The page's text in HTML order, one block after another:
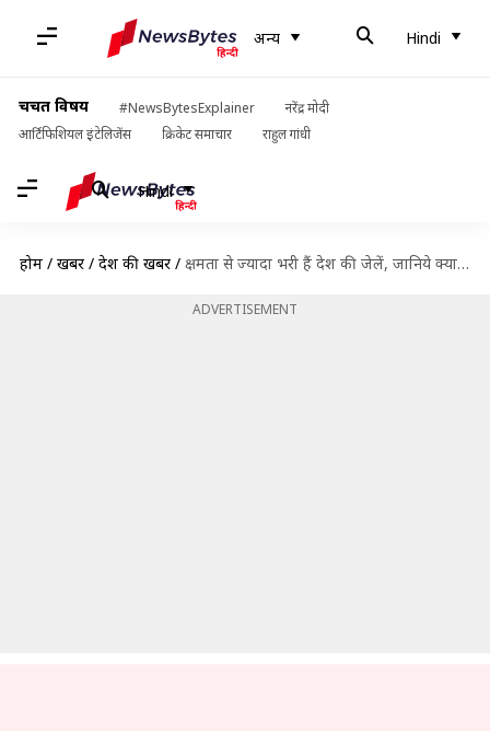
अन्य Hindi
चर्चित विषय #NewsBytesExplainer
नरेंद्र मोदी
आर्टिफिशियल इंटेलिजेंस
क्रिकेट समाचार राहुल गांधी
Hindi
होम / खबरें / देश की खबरें / क्षमता से ज्यादा भरी हैं देश की जेलें, जानिये क्या कहते हैं आंकड़े
ADVERTISEMENT